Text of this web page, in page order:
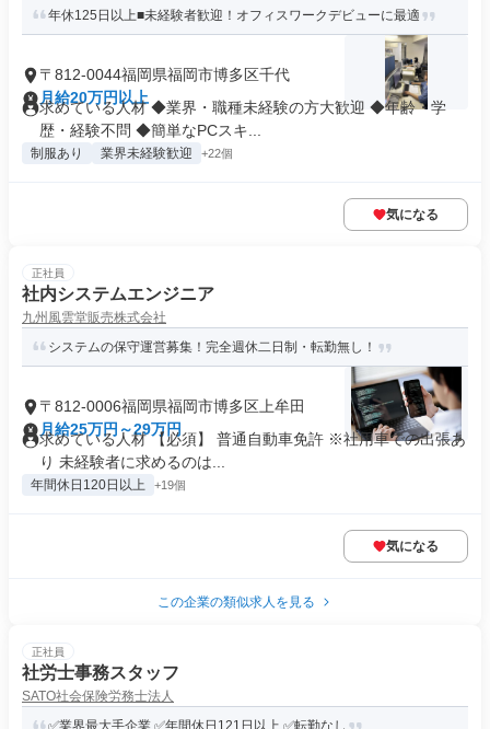
年休125日以上■未経験者歓迎！オフィスワークデビューに最適
〒812-0044福岡県福岡市博多区千代
月給20万円以上
求めている人材 ◆業界・職種未経験の方大歓迎 ◆年齢・学
歴・経験不問 ◆簡単なPCスキ...
制服あり 業界未経験歓迎 +22個
気になる
正社員
社内システムエンジニア
九州風雲堂販売株式会社
システムの保守運営募集！完全週休二日制・転勤無し！
〒812-0006福岡県福岡市博多区上牟田
月給25万円～29万円
求めている人材 【必須】 普通自動車免許 ※社用車での出張あ
り 未経験者に求めるのは...
年間休日120日以上 +19個
気になる
この企業の類似求人を見る
正社員
社労士事務スタッフ
SATO社会保険労務士法人
✅業界最大手企業 ✅年間休日121日以上 ✅転勤なし